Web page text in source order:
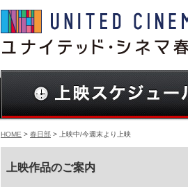
HOME > 春日部 > 上映中/今週末より上映
上映作品のご案内